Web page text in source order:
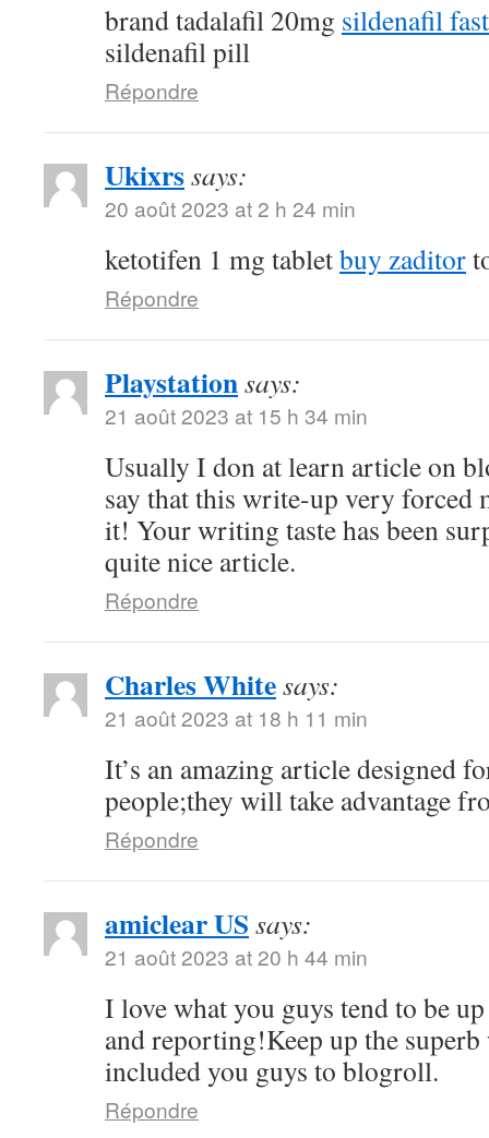
brand tadalafil 20mg sildenafil
sildenafil pill
Répondre
Ukixrssays:
20 août 2023 at 2 h 24 min
ketotifen 1 mg tabletbuy zaditor
Répondre
Playstationsays:
21 août 2023 at 15 h 34 min
Usually I don at learn article on
say that this write-up very forced
it! Your writing taste has been
quite nice article.
Répondre
Charles Whitesays:
21 août 2023 at 18 h 11 min
It’s an amazing article designed
people;they will take advantage
Répondre
amiclear US says:
21 août 2023 at 20 h 44 min
I love what you guys tend to be
and reporting!Keep up the superb
included you guys to blogroll.
Répondre